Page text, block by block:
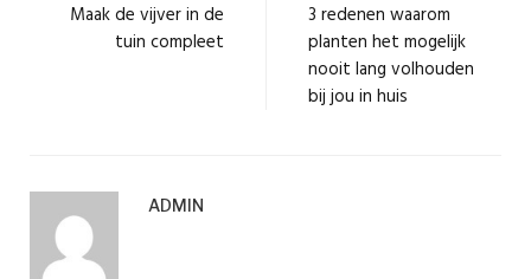
Maak de vijver in de
tuin compleet
3 redenen waarom
planten het mogelijk
nooit lang volhouden
bij jou in huis
ADMIN